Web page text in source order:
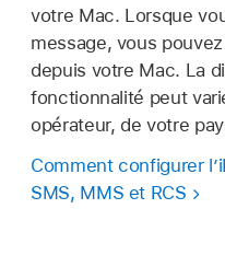
votre Mac. Lorsque
message, vous
depuis votre Mac. La
fonctionnalité peut
opérateur, de votre
Comment configurer
SMS, MMS et RCS